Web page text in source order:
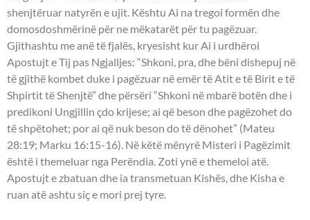
shenjtëruar natyrën e ujit. Kështu Ai na tregoi formën dhe
domosdoshmërinë për ne mëkatarët për tu pagëzuar.
Gjithashtu me anë të fjalës, kryesisht kur Ai i urdhëroi
Apostujt e Tij pas Ngjalljes: “Shkoni, pra, dhe bëni dishepuj në
të gjithë kombet duke i pagëzuar në emër të Atit e të Birit e të
Shpirtit të Shenjtë” dhe përsëri “Shkoni në mbarë botën dhe i
predikoni Ungjillin çdo krijese; ai që beson dhe pagëzohet do
të shpëtohet; por ai që nuk beson do të dënohet” (Mateu
28:19; Marku 16:15-16). Në këtë mënyrë Misteri i Pagëzimit
është i themeluar nga Perëndia. Zoti ynë e themeloi atë.
Apostujt e zbatuan dhe ia transmetuan Kishës, dhe Kisha e
ruan atë ashtu siç e mori prej tyre.